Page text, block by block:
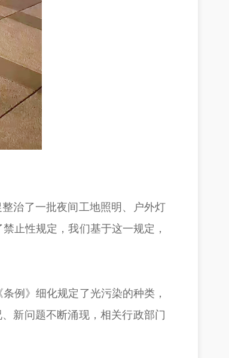
治了一批夜间工地照明、户外灯
止性规定，我们基于这一规定，
例》细化规定了光污染的种类，
新问题不断涌现，相关行政部门